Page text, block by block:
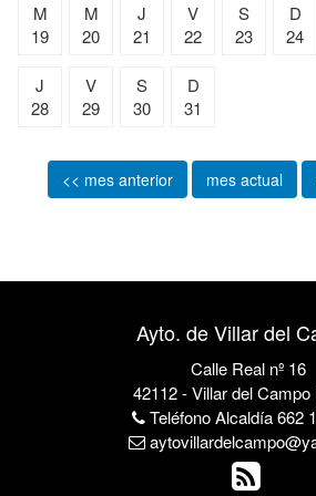
M
19
M
20
J
21
V
22
S
23
D
24
J
28
V
29
S
30
D
31
<< mes anterior mes actual
Ayto. de Villar del
Calle Real nº 16
42112 - Villar del Campo
Teléfono Alcaldía 662